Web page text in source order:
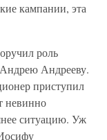
кампании, эта
роль
Андрееву.
приступил
невинно
ситуацию. Уж